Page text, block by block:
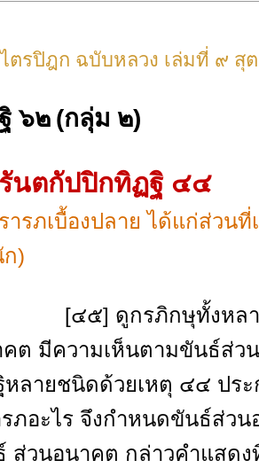
ตรปิฎก ฉบับหลวง เล่มที่ ๙
๖๒ (กลุ่ม ๒)
นตกัปปิกทิฏฐิ ๔๔
ารภเบื้องปลาย ได้แก่ส่วน
)
] ดูกรภิกษุทั้งหลาย ส
คต มีความเห็นตามขันธ์ส่ว
ลายชนิดด้วยเหตุ ๔๔ ปร
รภอะไร จึงกำหนดขันธ์ส่ว
ส่วนอนาคต กล่าวคำแสด